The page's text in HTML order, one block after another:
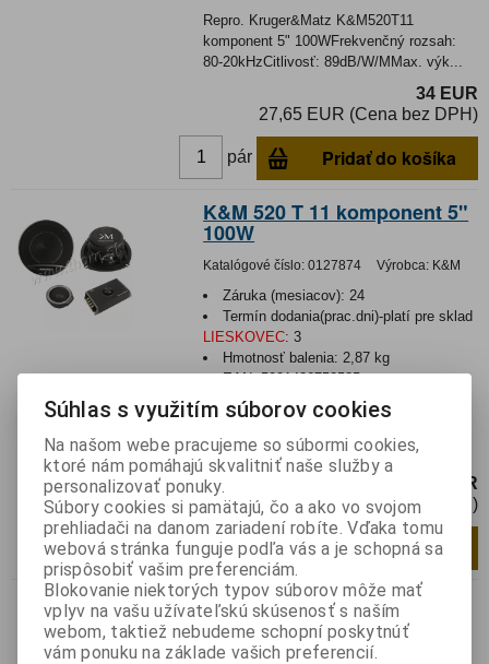
Repro. Kruger&Matz K&M520T11
komponent 5" 100WFrekvenčný rozsah:
80-20kHzCitlivosť: 89dB/W/MMax. výk...
34 EUR
27,65 EUR (Cena bez DPH)
pár Pridať do košíka
K&M 520 T 11 komponent 5"
100W
Katalógové číslo: 0127874 Výrobca: K&M
Záruka (mesiacov): 24
Termín dodania(prac.dni)-platí pre sklad
LIESKOVEC: 3
Hmotnosť balenia:2,87 kg
EAN:5901436752585
Repro. Kruger&Matz K&M520T11
80-20kHzCitlivosť: 89d...
45 EUR
36,59 EUR (Cena bez DPH)
pár Pridať do košíka
K&M 652 T 11 koaxial 6,5"
120W
Katalógové číslo:0141325
Súhlas s využitím súborov cookies
Na našom webe pracujeme so súbormi cookies,
ktoré nám pomáhajú skvalitniť naše služby a
personalizovať ponuky.
Súbory cookies si pamätajú, čo a ako vo svojom
prehliadači na danom zariadení robíte. Vďaka tomu
webová stránka funguje podľa vás a je schopná sa
prispôsobiť vašim preferenciám.
Blokovanie niektorých typov súborov môže mať
vplyv na vašu užívateľskú skúsenosť s naším
webom, taktiež nebudeme schopní poskytnúť
vám ponuku na základe vašich preferencií.